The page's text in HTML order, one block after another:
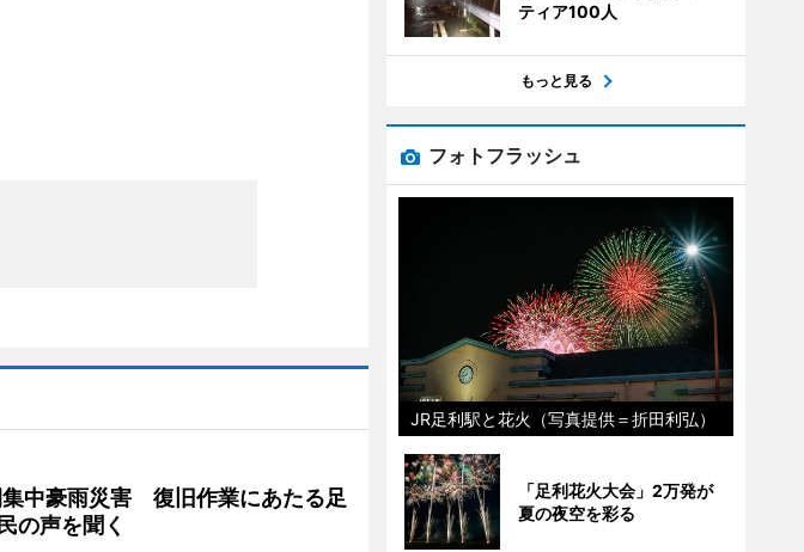
中豪雨災害 復旧作業にあたる足
の声を聞く
ティア100人
もっと見る
フォトフラッシュ
JR足利駅と花火（写真提供＝折田利弘）
「足利花火大会」2万発が
夏の夜空を彩る